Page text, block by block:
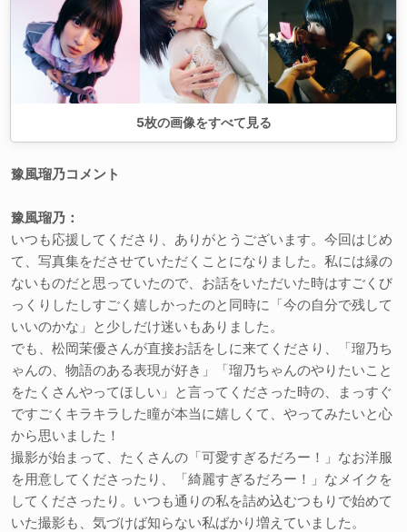
5枚の画像をすべて見る
豫風瑠乃コメント
豫風瑠乃：
いつも応援してくださり、ありがとうございます。今回はじめ
て、写真集をださせていただくことになりました。私には縁の
ないものだと思っていたので、お話をいただいた時はすごくび
っくりしたしすごく嬉しかったのと同時に「今の自分で残して
いいのかな」と少しだけ迷いもありました。
でも、松岡茉優さんが直接お話をしに来てくださり、「瑠乃ち
ゃんの、物語のある表現が好き」「瑠乃ちゃんのやりたいこと
をたくさんやってほしい」と言ってくださった時の、まっすぐ
ですごくキラキラした瞳が本当に嬉しくて、やってみたいと心
から思いました！
撮影が始まって、たくさんの「可愛すぎるだろー！」なお洋服
を用意してくださったり、「綺麗すぎるだろー！」なメイクを
してくださったり。いつも通りの私を詰め込むつもりで始めて
いた撮影も、気づけば知らない私ばかり増えていました。